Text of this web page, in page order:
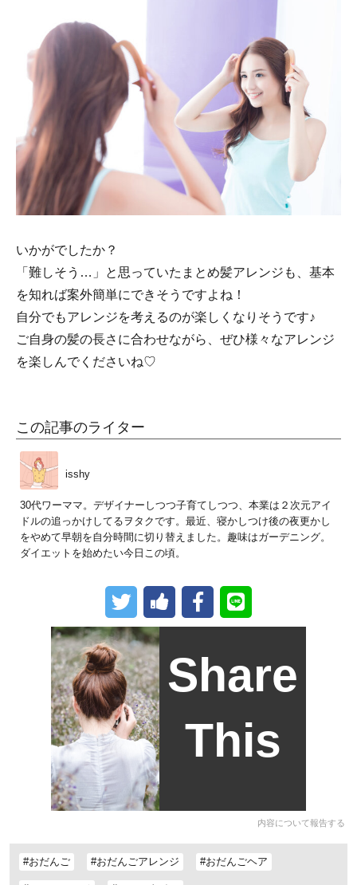
いかがでしたか？
「難しそう…」と思っていたまとめ髪アレンジも、基本
を知れば案外簡単にできそうですよね！
自分でもアレンジを考えるのが楽しくなりそうです♪
ご自身の髪の長さに合わせながら、ぜひ様々なアレンジ
を楽しんでくださいね♡
この記事のライター
isshy
30代ワーママ。デザイナーしつつ子育てしつつ、本業は２次元アイ
ドルの追っかけしてるヲタクです。最近、寝かしつけ後の夜更かし
をやめて早朝を自分時間に切り替えました。趣味はガーデニング。
ダイエットを始めたい今日この頃。
Share
This
内容について報告する
#おだんご #おだんごアレンジ #おだんごヘア